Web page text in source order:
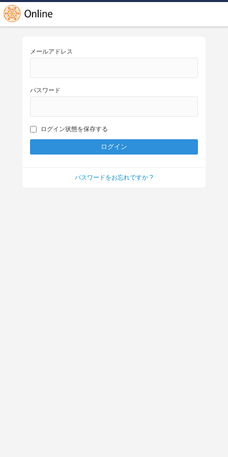
メールアドレス
パスワード
ログイン状態を保存する
パスワードをお忘れですか ?